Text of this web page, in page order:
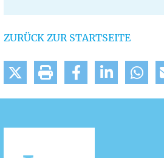
ZURÜCK ZUR STARTSEITE